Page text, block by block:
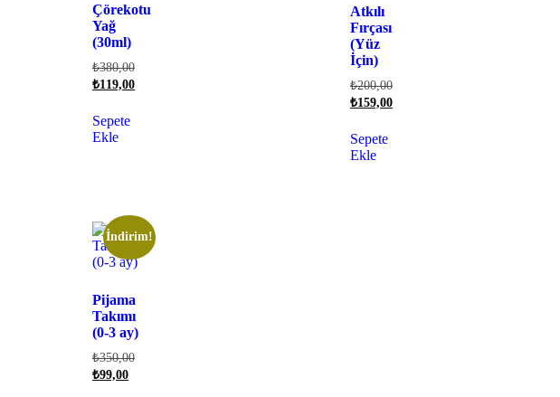
Çörekotu
Yağ
(30ml)
₺380,00
₺119,00
Sepete
Ekle
Atkılı
Fırçası
(Yüz
İçin)
₺200,00
₺159,00
Sepete
Ekle
İndirim!
Pijama
Takımı
(0-3 ay)
₺350,00
₺99,00